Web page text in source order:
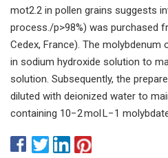
mot2.2 in pollen grains suggests
process./p>98%) was purchased
Cedex, France). The molybdenum
in sodium hydroxide solution to
solution. Subsequently, the
diluted with deionized water to
containing 10−2 mol L−1